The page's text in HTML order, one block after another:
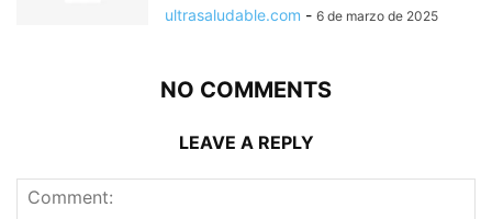
ultrasaludable.com - 6 de marzo de 2025
NO COMMENTS
LEAVE A REPLY